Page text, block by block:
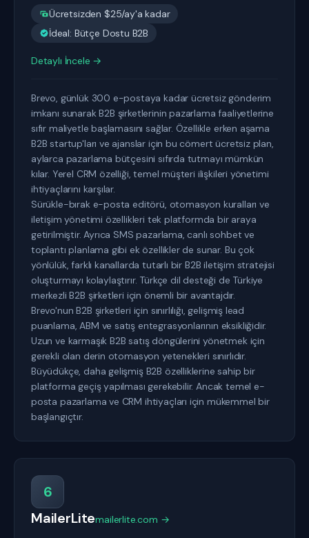
Ücretsizden $25/ay'a kadar
İdeal: Bütçe Dostu B2B
Detaylı İncele →
Brevo, günlük 300 e-postaya kadar ücretsiz gönderim
imkanı sunarak B2B şirketlerinin pazarlama faaliyetlerine
sıfır maliyetle başlamasını sağlar. Özellikle erken aşama
B2B startup'ları ve ajanslar için bu cömert ücretsiz plan,
aylarca pazarlama bütçesini sıfırda tutmayı mümkün
kılar. Yerel CRM özelliği, temel müşteri ilişkileri yönetimi
ihtiyaçlarını karşılar.
Sürükle-bırak e-posta editörü, otomasyon kuralları ve
iletişim yönetimi özellikleri tek platformda bir araya
getirilmiştir. Ayrıca SMS pazarlama, canlı sohbet ve
toplantı planlama gibi ek özellikler de sunar. Bu çok
yönlülük, farklı kanallarda tutarlı bir B2B iletişim stratejisi
oluşturmayı kolaylaştırır. Türkçe dil desteği de Türkiye
merkezli B2B şirketleri için önemli bir avantajdır.
Brevo'nun B2B şirketleri için sınırlılığı, gelişmiş lead
puanlama, ABM ve satış entegrasyonlarının eksikliğidir.
Uzun ve karmaşık B2B satış döngülerini yönetmek için
gerekli olan derin otomasyon yetenekleri sınırlıdır.
Büyüdükçe, daha gelişmiş B2B özelliklerine sahip bir
platforma geçiş yapılması gerekebilir. Ancak temel e-
posta pazarlama ve CRM ihtiyaçları için mükemmel bir
başlangıçtır.
6
MailerLitemailerlite.com →